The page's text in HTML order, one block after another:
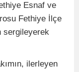
Esnaf ve
Fethiye İlçe
sergileyerek
ilerleyen